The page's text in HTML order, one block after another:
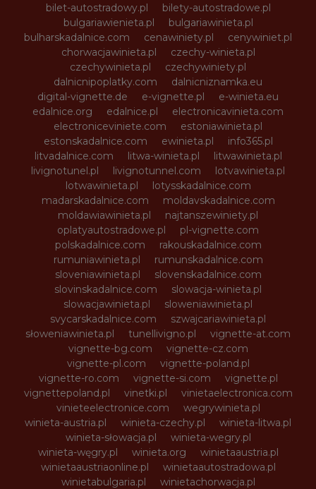
bilet-autostradowy.pl
bilety-autostradowe.pl
bulgariawienieta.pl
bulgariawinieta.pl
bulharskadalnice.com
cenawiniety.pl
cenywiniet.pl
chorwacjawinieta.pl
czechy-winieta.pl
czechywinieta.pl
czechywiniety.pl
dalnicnipoplatky.com
dalnicniznamka.eu
digital-vignette.de
e-vignette.pl
e-winieta.eu
edalnice.org
edalnice.pl
electronicavinieta.com
electroniceviniete.com
estoniawinieta.pl
estonskadalnice.com
ewinieta.pl
info365.pl
litvadalnice.com
litwa-winieta.pl
litwawinieta.pl
livignotunel.pl
livignotunnel.com
lotvawinieta.pl
lotwawinieta.pl
lotysskadalnice.com
madarskadalnice.com
moldavskadalnice.com
moldawiawinieta.pl
najtanszewiniety.pl
oplatyautostradowe.pl
pl-vignette.com
polskadalnice.com
rakouskadalnice.com
rumuniawinieta.pl
rumunskadalnice.com
sloveniawinieta.pl
slovenskadalnice.com
slovinskadalnice.com
slowacja-winieta.pl
slowacjawinieta.pl
sloweniawinieta.pl
svycarskadalnice.com
szwajcariawinieta.pl
słoweniawinieta.pl
tunellivigno.pl
vignette-at.com
vignette-bg.com
vignette-cz.com
vignette-pl.com
vignette-poland.pl
vignette-ro.com
vignette-si.com
vignette.pl
vignettepoland.pl
vinetki.pl
vinietaelectronica.com
vinieteelectronice.com
wegrywinieta.pl
winieta-austria.pl
winieta-czechy.pl
winieta-litwa.pl
winieta-słowacja.pl
winieta-wegry.pl
winieta-węgry.pl
winieta.org
winietaaustria.pl
winietaaustriaonline.pl
winietaautostradowa.pl
winietabulgaria.pl
winietachorwacja.pl